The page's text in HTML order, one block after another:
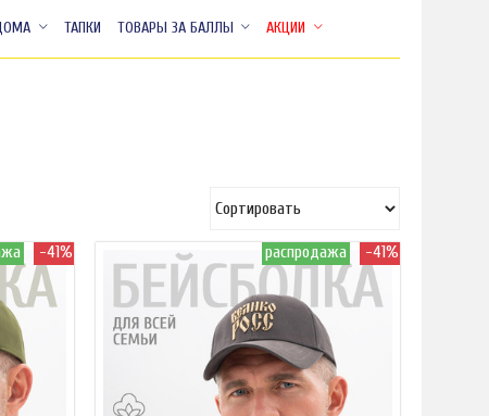
ТАПКИ ТОВАРЫ ЗА БАЛЛЫ АКЦИИ
-41% распродажа -41%